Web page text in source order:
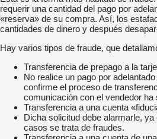
requerir una cantidad del pago por
«reserva» de su compra. Así, los
cantidades de dinero y después
Hay varios tipos de fraude, que
Transferencia de prepago a la
No realice un pago por
confirme el proceso de
comunicación con el vendedor ha
Transferencia a una cuenta
Dicha solicitud debe alarmarle,
casos se trata de fraudes.